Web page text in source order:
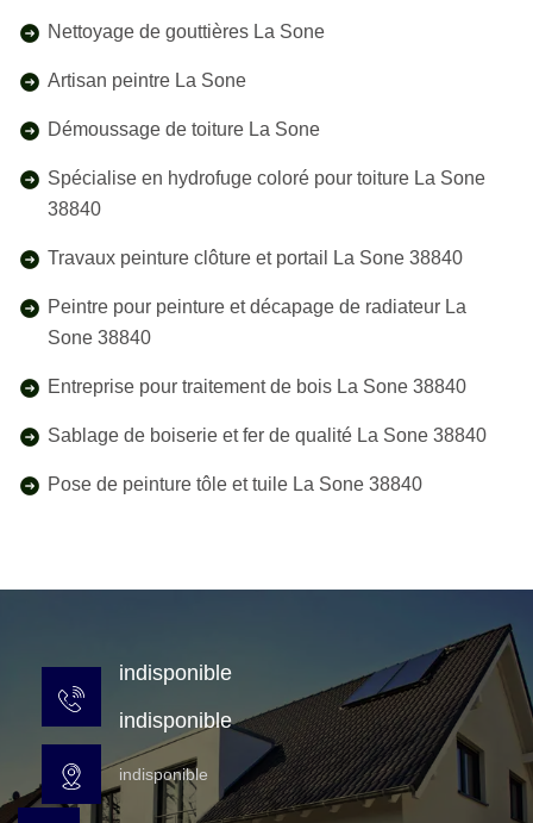
Nettoyage de gouttières La Sone
Artisan peintre La Sone
Démoussage de toiture La Sone
Spécialise en hydrofuge coloré pour toiture La Sone
38840
Travaux peinture clôture et portail La Sone 38840
Peintre pour peinture et décapage de radiateur La
Sone 38840
Entreprise pour traitement de bois La Sone 38840
Sablage de boiserie et fer de qualité La Sone 38840
Pose de peinture tôle et tuile La Sone 38840
indisponible
indisponible
indisponible